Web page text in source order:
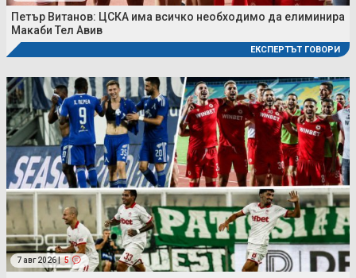
Петър Витанов: ЦСКА има всичко необходимо да елиминира
Макаби Тел Авив
ЕКСПЕРТЪТ ГОВОРИ
7 авг 2026 | 5